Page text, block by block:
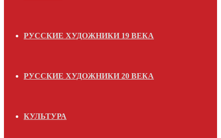
РУССКИЕ ХУДОЖНИКИ 19 ВЕКА
РУССКИЕ ХУДОЖНИКИ 20 ВЕКА
КУЛЬТУРА